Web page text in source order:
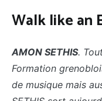
Walk like an
AMON SETHIS.
Formation
de musique mais